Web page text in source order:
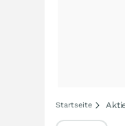
Startseite